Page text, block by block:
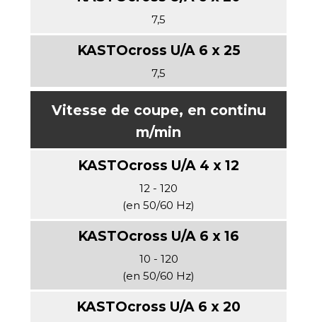
7,5
7,5
Vitesse de coupe, en continu
m/min
12 - 120
(en 50/60 Hz)
10 - 120
(en 50/60 Hz)